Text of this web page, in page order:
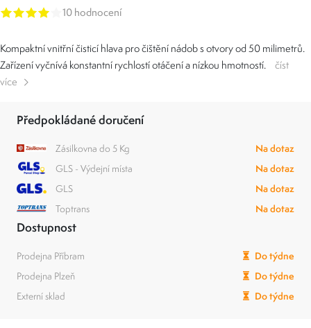
10 hodnocení
Kompaktní vnitřní čisticí hlava pro čištění nádob s otvory od 50 milimetrů.
Zařízení vyčnívá konstantní rychlostí otáčení a nízkou hmotností.
číst
více
Předpokládané doručení
Zásilkovna do 5 Kg
Na dotaz
GLS - Výdejní místa
Na dotaz
GLS
Na dotaz
Toptrans
Na dotaz
Dostupnost
Prodejna Příbram
Do týdne
Prodejna Plzeň
Do týdne
Externí sklad
Do týdne